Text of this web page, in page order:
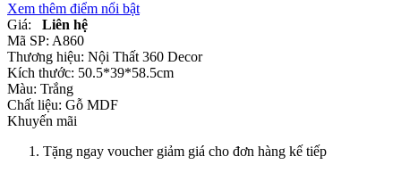
Xem thêm điểm nổi bật
Giá:
Liên hệ
Mã SP: A860
Thương hiệu: Nội Thất 360 Decor
Kích thước: 50.5*39*58.5cm
Màu: Trắng
Chất liệu: Gỗ MDF
Khuyến mãi
Tặng ngay voucher giảm giá cho đơn hàng kế tiếp